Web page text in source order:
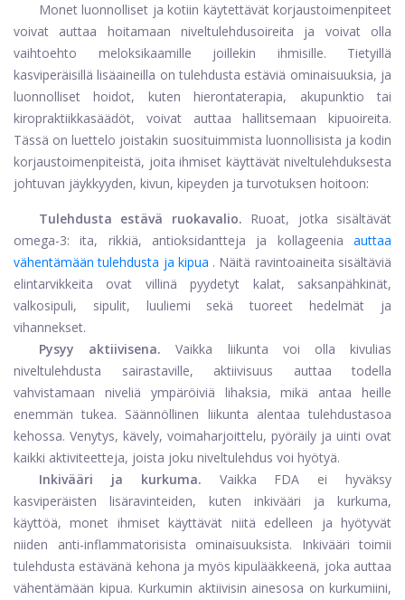
Monet luonnolliset ja kotiin käytettävät korjaustoimenpiteet
voivat auttaa hoitamaan niveltulehdusoireita ja voivat olla
vaihtoehto meloksikaamille joillekin ihmisille. Tietyillä
kasviperäisillä lisäaineilla on tulehdusta estäviä ominaisuuksia, ja
luonnolliset hoidot, kuten hierontaterapia, akupunktio tai
kiropraktiikkasäädöt, voivat auttaa hallitsemaan kipuoireita.
Tässä on luettelo joistakin suosituimmista luonnollisista ja kodin
korjaustoimenpiteistä, joita ihmiset käyttävät niveltulehduksesta
johtuvan jäykkyyden, kivun, kipeyden ja turvotuksen hoitoon:
Tulehdusta estävä ruokavalio. Ruoat, jotka sisältävät
omega-3: ita, rikkiä, antioksidantteja ja kollageenia auttaa
vähentämään tulehdusta ja kipua . Näitä ravintoaineita sisältäviä
elintarvikkeita ovat villinä pyydetyt kalat, saksanpähkinät,
valkosipuli, sipulit, luuliemi sekä tuoreet hedelmät ja
vihannekset.
Pysyy aktiivisena. Vaikka liikunta voi olla kivulias
niveltulehdusta sairastaville, aktiivisuus auttaa todella
vahvistamaan niveliä ympäröiviä lihaksia, mikä antaa heille
enemmän tukea. Säännöllinen liikunta alentaa tulehdustasoa
kehossa. Venytys, kävely, voimaharjoittelu, pyöräily ja uinti ovat
kaikki aktiviteetteja, joista joku niveltulehdus voi hyötyä.
Inkivääri ja kurkuma. Vaikka FDA ei hyväksy
kasviperäisten lisäravinteiden, kuten inkivääri ja kurkuma,
käyttöä, monet ihmiset käyttävät niitä edelleen ja hyötyvät
niiden anti-inflammatorisista ominaisuuksista. Inkivääri toimii
tulehdusta estävänä kehona ja myös kipulääkkeenä, joka auttaa
vähentämään kipua. Kurkumin aktiivisin ainesosa on kurkumiini,